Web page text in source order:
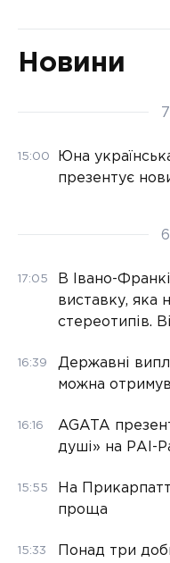
Новини
15:00
Юна
презентує
17:05
В Івано-
виставку, яка
стереотипів.
16:39
Державні
можна
16:16
AGATA
душі» на РАІ-
15:55
На
проща
15:33 Понад три